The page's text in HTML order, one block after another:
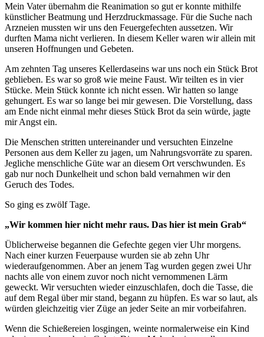
Mein Vater übernahm die Reanimation so gut er konnte mithilfe
künstlicher Beatmung und Herzdruckmassage. Für die Suche nach
Arzneien mussten wir uns den Feuergefechten aussetzen. Wir
durften Mama nicht verlieren. In diesem Keller waren wir allein mit
unseren Hoffnungen und Gebeten.
Am zehnten Tag unseres Kellerdaseins war uns noch ein Stück Brot
geblieben. Es war so groß wie meine Faust. Wir teilten es in vier
Stücke. Mein Stück konnte ich nicht essen. Wir hatten so lange
gehungert. Es war so lange bei mir gewesen. Die Vorstellung, dass
am Ende nicht einmal mehr dieses Stück Brot da sein würde, jagte
mir Angst ein.
Die Menschen stritten untereinander und versuchten Einzelne
Personen aus dem Keller zu jagen, um Nahrungsvorräte zu sparen.
Jegliche menschliche Güte war an diesem Ort verschwunden. Es
gab nur noch Dunkelheit und schon bald vernahmen wir den
Geruch des Todes.
So ging es zwölf Tage.
„Wir kommen hier nicht mehr raus. Das hier ist mein Grab“
Üblicherweise begannen die Gefechte gegen vier Uhr morgens.
Nach einer kurzen Feuerpause wurden sie ab zehn Uhr
wiederaufgenommen. Aber an jenem Tag wurden gegen zwei Uhr
nachts alle von einem zuvor noch nicht vernommenen Lärm
geweckt. Wir versuchten wieder einzuschlafen, doch die Tasse, die
auf dem Regal über mir stand, begann zu hüpfen. Es war so laut, als
würden gleichzeitig vier Züge an jeder Seite an mir vorbeifahren.
Wenn die Schießereien losgingen, weinte normalerweise ein Kind